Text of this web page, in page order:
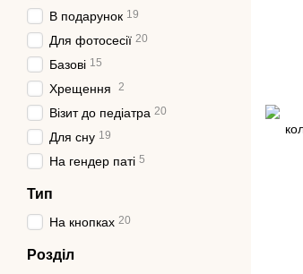
В подарунок 19
Для фотосесії 20
Базові 15
Хрещення 2
Візит до педіатра 20
Для сну 19
На гендер паті 5
Тип
На кнопках 20
Розділ